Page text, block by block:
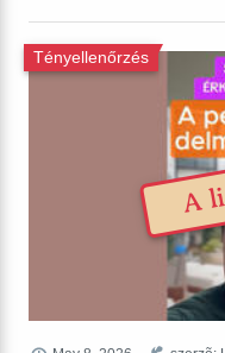
Tényellenőrzés
A